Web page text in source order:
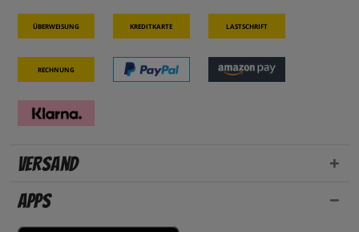
Überweisung Kreditkarte Lastschrift
Rechnung
Versand
Apps